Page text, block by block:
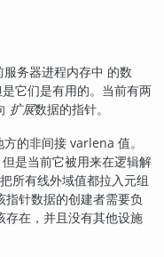
务器进程内存中 的数
它们是有用的。当前有两
扩展数据的指针。
的非间接 varlena 值。
是当前它被用来在逻辑解
所有线外域值都拉入元组
针数据的创建者需要负
存在，并且没有其他设施